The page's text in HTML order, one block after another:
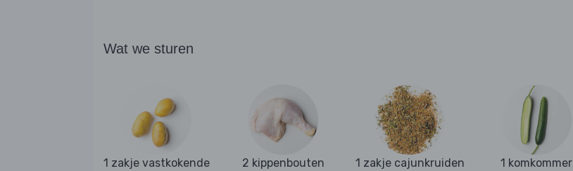
Wat we sturen
1 zakje vastkokende
2 kippenbouten 1 zakje cajunkruiden 1 komkommer